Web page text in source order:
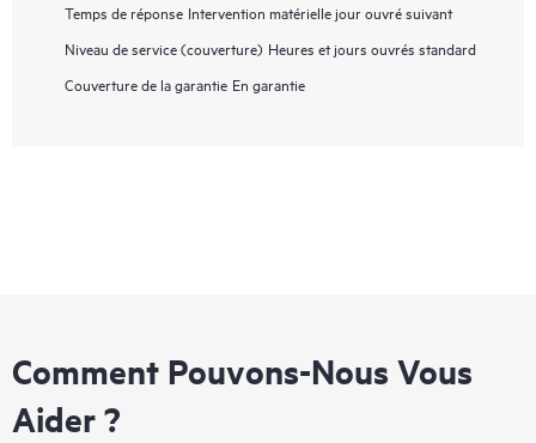
Temps de réponse Intervention matérielle jour ouvré suivant
Niveau de service (couverture) Heures et jours ouvrés standard
Couverture de la garantie En garantie
Comment Pouvons-Nous Vous
Aider ?